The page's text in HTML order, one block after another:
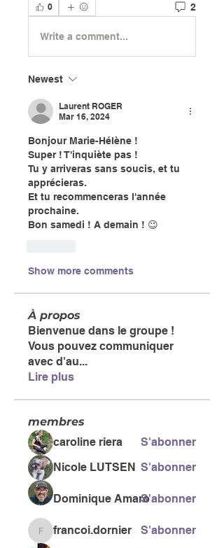
0 2
Write a comment...
Newest
Laurent ROGER
Mar 16, 2024
Bonjour Marie-Hélène !
Super ! T'inquiète pas !
Tu y arriveras sans soucis, et tu
apprécieras.
Et tu recommenceras l'année
prochaine.
Bon samedi ! A demain ! 😉
Show more comments
À propos
Bienvenue dans le groupe !
Vous pouvez communiquer
avec d'au...
Lire plus
membres
caroline riera
S'abonner
Nicole LUTSEN S'abonner
Dominique AmaroS'abonner
francoi.dornier
francoi.dornier
S'abonner